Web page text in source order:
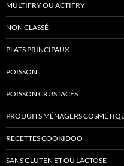
MULTIFRY OU ACTIFRY
NON CLASSÉ
PLATS PRINCIPAUX
POISSON
POISSON CRUSTACÉS
PRODUITS MÉNAGERS
RECETTES COOKIDOO
SANS GLUTEN ET OU LACTOSE